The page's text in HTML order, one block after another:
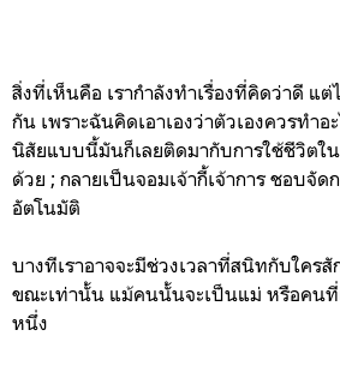
สิ่งที่เห็นคือ เรากำลังทำเรื่องที่คิดว่าดี แต่
กัน เพราะฉันคิดเอาเองว่าตัวเองควรทำอ
นิสัยแบบนี้มันก็เลยติดมากับการใช้ชีวิตใ
ด้วย ; กลายเป็นจอมเจ้ากี้เจ้าการ ชอบจั
อัตโนมัติ
บางทีเราอาจจะมีช่วงเวลาที่สนิทกับใคร
ขณะเท่านั้น แม้คนนั้นจะเป็นแม่ หรือคนที่
หนึ่ง